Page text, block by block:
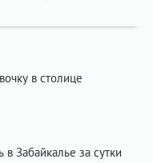
в столице
Забайкалье за сутки